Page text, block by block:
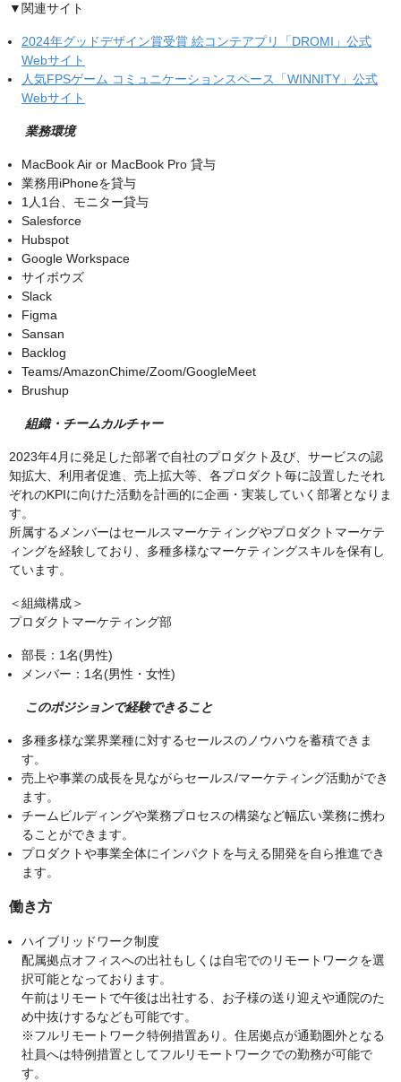
▼関連サイト
2024年グッドデザイン賞受賞 絵コンテアプリ「DROMI」公式
Webサイト
人気FPSゲーム コミュニケーションスペース「WINNITY」公式
Webサイト
業務環境
MacBook Air or MacBook Pro 貸与
業務用iPhoneを貸与
1人1台、モニター貸与
Salesforce
Hubspot
Google Workspace
サイボウズ
Slack
Figma
Sansan
Backlog
Teams/AmazonChime/Zoom/GoogleMeet
Brushup
組織・チームカルチャー
2023年4月に発足した部署で自社のプロダクト及び、サービスの認
知拡大、利用者促進、売上拡大等、各プロダクト毎に設置したそれ
ぞれのKPIに向けた活動を計画的に企画・実装していく部署となりま
す。
所属するメンバーはセールスマーケティングやプロダクトマーケテ
ィングを経験しており、多種多様なマーケティングスキルを保有し
ています。
＜組織構成＞
プロダクトマーケティング部
部長：1名(男性)
メンバー：1名(男性・女性)
このポジションで経験できること
多種多様な業界業種に対するセールスのノウハウを蓄積できま
す。
売上や事業の成長を見ながらセールス/マーケティング活動ができ
ます。
チームビルディングや業務プロセスの構築など幅広い業務に携わ
ることができます。
プロダクトや事業全体にインパクトを与える開発を自ら推進でき
ます。
働き方
ハイブリッドワーク制度
配属拠点オフィスへの出社もしくは自宅でのリモートワークを選
択可能となっております。
午前はリモートで午後は出社する、お子様の送り迎えや通院のた
め中抜けするなども可能です。
※フルリモートワーク特例措置あり。住居拠点が通勤圏外となる
社員へは特例措置としてフルリモートワークでの勤務が可能で
す。